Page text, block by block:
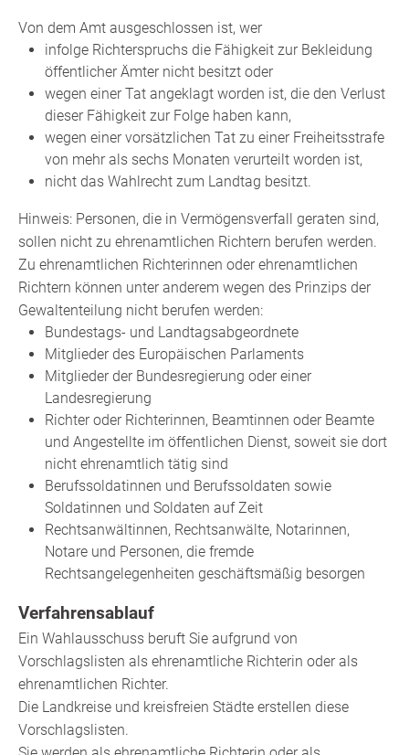
Von dem Amt ausgeschlossen ist, wer
infolge Richterspruchs die Fähigkeit zur Bekleidung
öffentlicher Ämter nicht besitzt oder
wegen einer Tat angeklagt worden ist, die den Verlust
dieser Fähigkeit zur Folge haben kann,
wegen einer vorsätzlichen Tat zu einer Freiheitsstrafe
von mehr als sechs Monaten verurteilt worden ist,
nicht das Wahlrecht zum Landtag besitzt.
Hinweis: Personen, die in Vermögensverfall geraten sind,
sollen nicht zu ehrenamtlichen Richtern berufen werden.
Zu ehrenamtlichen Richterinnen oder ehrenamtlichen
Richtern können unter anderem wegen des Prinzips der
Gewaltenteilung nicht berufen werden:
Bundestags- und Landtagsabgeordnete
Mitglieder des Europäischen Parlaments
Mitglieder der Bundesregierung oder einer
Landesregierung
Richter oder Richterinnen, Beamtinnen oder Beamte
und Angestellte im öffentlichen Dienst, soweit sie dort
nicht ehrenamtlich tätig sind
Berufssoldatinnen und Berufssoldaten sowie
Soldatinnen und Soldaten auf Zeit
Rechtsanwältinnen, Rechtsanwälte, Notarinnen,
Notare und Personen, die fremde
Rechtsangelegenheiten geschäftsmäßig besorgen
Verfahrensablauf
Ein Wahlausschuss beruft Sie aufgrund von
Vorschlagslisten als ehrenamtliche Richterin oder als
ehrenamtlichen Richter.
Die Landkreise und kreisfreien Städte erstellen diese
Vorschlagslisten.